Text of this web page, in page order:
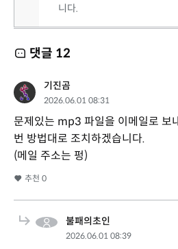
니다.
댓글 12
기진곰
2026.06.01 08:31
문제있는 mp3 파일을 이메일로 보
번 방법대로 조치하겠습니다.
(메일 주소는 펑)
추천 0
불패의초인
2026.06.01 08:39